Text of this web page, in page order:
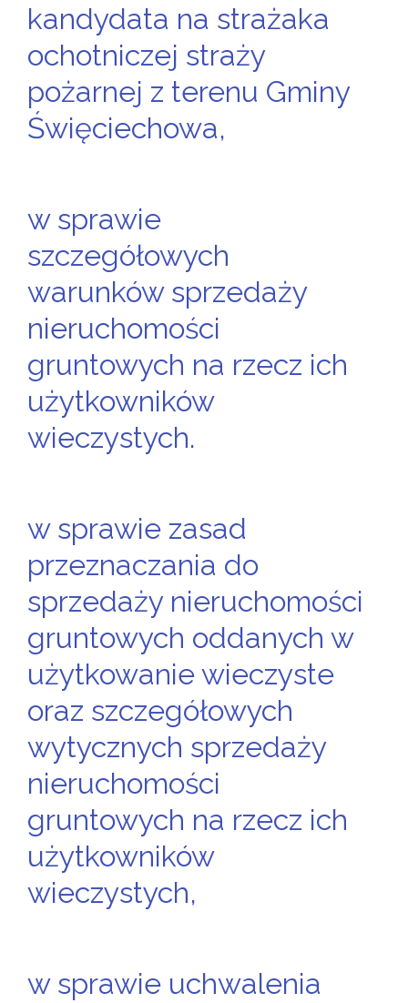
kandydata na strażaka
ochotniczej straży
pożarnej z terenu Gminy
Święciechowa,
w sprawie
szczegółowych
warunków sprzedaży
nieruchomości
gruntowych na rzecz ich
użytkowników
wieczystych.
w sprawie zasad
przeznaczania do
sprzedaży nieruchomości
gruntowych oddanych w
użytkowanie wieczyste
oraz szczegółowych
wytycznych sprzedaży
nieruchomości
gruntowych na rzecz ich
użytkowników
wieczystych,
w sprawie uchwalenia